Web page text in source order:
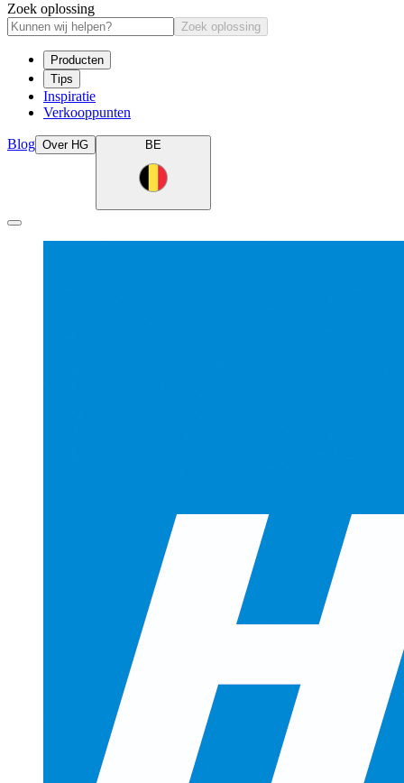
Zoek oplossing
Zoek oplossing
Producten
Tips
Inspiratie
Verkooppunten
Blog Over HG BE